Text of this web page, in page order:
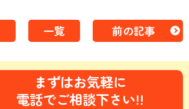
一覧 前の記事
まずはお気軽に
電話でご相談下さい!!